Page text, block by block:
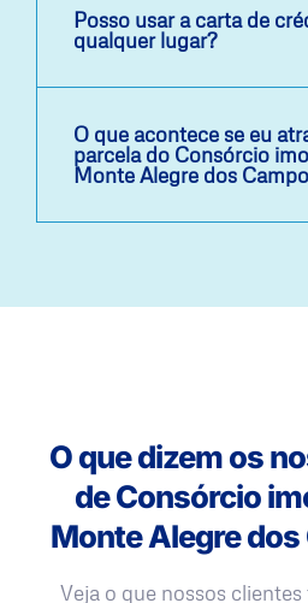
Posso usar a carta de
qualquer lugar?
O que acontece se eu
parcela do Consórcio
Monte Alegre dos
O que dizem os
de Consórcio
Monte Alegre dos
Veja o que nossos